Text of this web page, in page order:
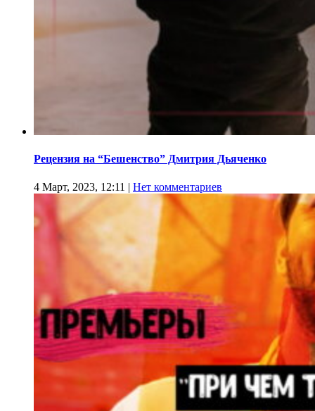
Рецензия на “Бешенство” Дмитрия Дьяченко
4 Март, 2023, 12:11 | Нет комментариев